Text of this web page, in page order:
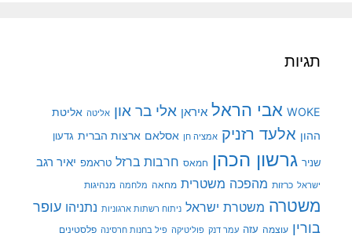
תגיות
WOKE אבי הראל איראן אלי בר און אליטה אליטת
ההון אלעד רזניק אמציה חן אסלאם ארצות הברית גדעון
שניר גרשון הכהן חמאס חרבות ברזל טראמפ יאיר רגב
ישראל כרזות מהפכה משטרית מחאה מלחמה מנהיגות
משטרה משטרת ישראל ניתוח רשתות ארגוניות נתניהו עופר
בורין עוצמה עזה עמר דנק פוליטיקה פיל בחנות חרסינה פלסטינים